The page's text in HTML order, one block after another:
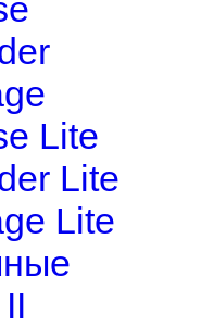
Lite
Lite
Lite